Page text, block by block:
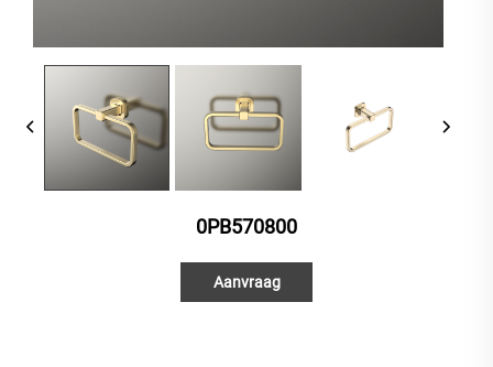
0PB570800
Aanvraag